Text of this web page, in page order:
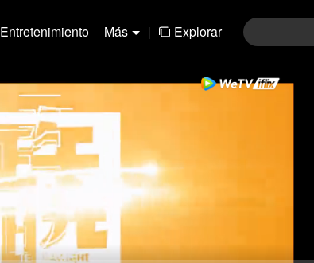
Entretenimiento Más | Explorar